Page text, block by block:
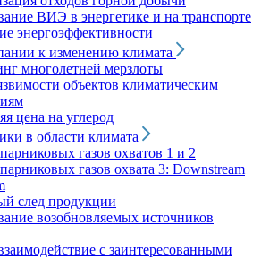
ВИЭ в энергетике и на транспорте
энергоэффективности
к изменению климата
многолетней мерзлоты
объектов климатическим
цена на углерод
в области климата
газов охватов 1 и 2
газов охвата 3: Downstream
след продукции
возобновляемых источников
с заинтересованными